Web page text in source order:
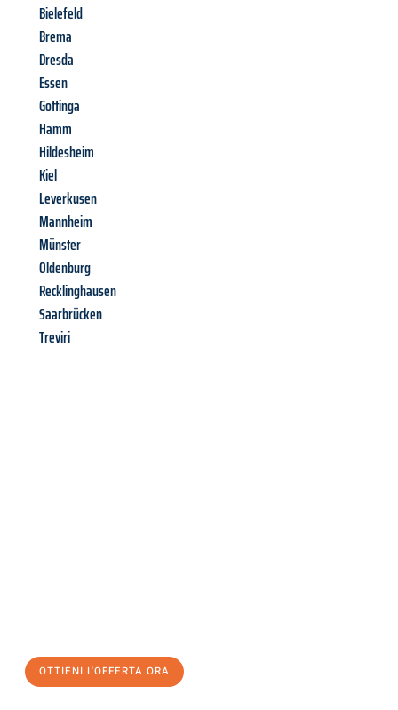
Bielefeld
Brema
Dresda
Essen
Gottinga
Hamm
Hildesheim
Kiel
Leverkusen
Mannheim
Münster
Oldenburg
Recklinghausen
Saarbrücken
Treviri
OTTIENI L'OFFERTA ORA